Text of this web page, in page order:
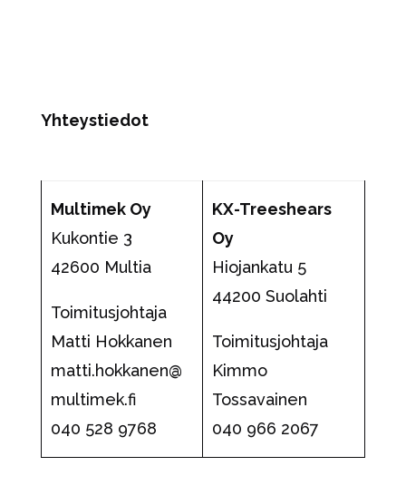
Yhteystiedot
Multimek Oy
Kukontie 3
42600 Multia
Toimitusjohtaja
Matti Hokkanen
matti.hokkanen@
multimek.fi
040 528 9768
KX-Treeshears
Oy
Hiojankatu 5
44200 Suolahti
Toimitusjohtaja
Kimmo
Tossavainen
040 966 2067